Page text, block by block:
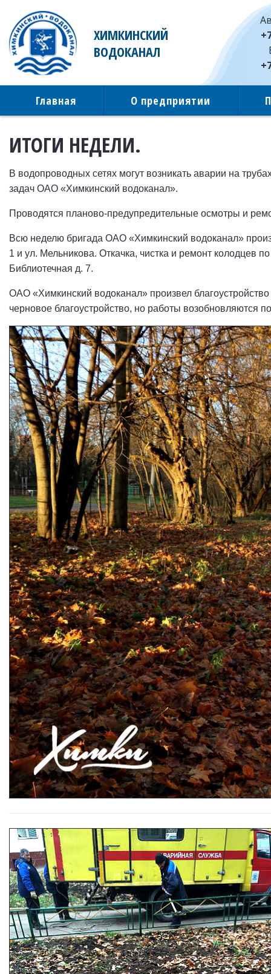
ХИМКИНСКИЙ
ВОДОКАНАЛ
Главная О предприятии
ИТОГИ НЕДЕЛИ.
В водопроводных сетях могут возникать аварии на
задач ОАО «Химкинский водоканал».
Проводятся планово-предупредительные осмотры и
Всю неделю бригада ОАО «Химкинский водоканал»
1 и ул. Мельникова. Откачка, чистка и ремонт колодцев
Библиотечная д. 7.
ОАО «Химкинский водоканал» произвел
черновое благоустройство, но работы возобновляются